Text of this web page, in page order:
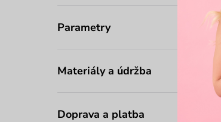
Parametry
Materiály a údržba
Doprava a platba